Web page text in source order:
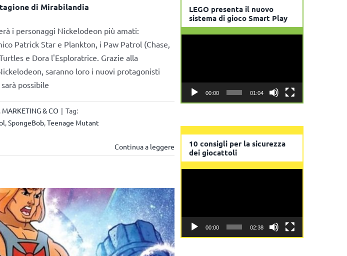
di Mirabilandia
i personaggi Nickelodeon più amati:
Patrick Star e Plankton, i Paw Patrol (Chase,
e Dora l'Esploratrice. Grazie alla
saranno loro i nuovi protagonisti
possibile
MARKETING & CO | Tag:
,SpongeBob,Teenage Mutant
Continua a leggere
LEGO presenta il nuovo
sistema di gioco Smart Play
00:00 01:04
10 consigli per la sicurezza
dei giocattoli
00:00 02:38